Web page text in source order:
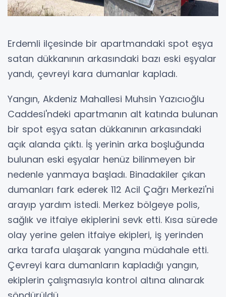
Erdemli ilçesinde bir apartmandaki spot eşya
satan dükkanının arkasındaki bazı eski eşyalar
yandı, çevreyi kara dumanlar kapladı.
Yangın, Akdeniz Mahallesi Muhsin Yazıcıoğlu
Caddesi'ndeki apartmanın alt katında bulunan
bir spot eşya satan dükkanının arkasındaki
açık alanda çıktı. İş yerinin arka boşluğunda
bulunan eski eşyalar henüz bilinmeyen bir
nedenle yanmaya başladı. Binadakiler çıkan
dumanları fark ederek 112 Acil Çağrı Merkezi'ni
arayıp yardım istedi. Merkez bölgeye polis,
sağlık ve itfaiye ekiplerini sevk etti. Kısa sürede
olay yerine gelen itfaiye ekipleri, iş yerinden
arka tarafa ulaşarak yangına müdahale etti.
Çevreyi kara dumanların kapladığı yangın,
ekiplerin çalışmasıyla kontrol altına alınarak